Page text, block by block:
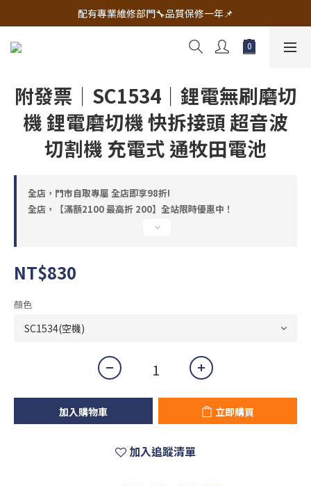
🔧電動工具&五金唯一首選 宇慶五金網拍🔧
配有專業維修部門🔧品質保修一年📌
🔧電動工具&五金唯一首選 宇慶五金網拍🔧
附發票｜SC1534｜鋰電無刷磨切
機 鋰電磨切機 快拆接頭 超音波
切割機 充電式 通牧田電池
全店，門市自取專屬 全店即享98折!
全店，【滿額2100 最高折 200】全站限時優惠中！
NT$830
顏色
加入購物車 立即購買
加入追蹤清單